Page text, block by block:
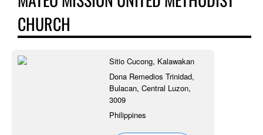
CHURCH
Sitio Cucong, Kalawakan
Dona Remedios Trinidad,
Bulacan, Central Luzon,
3009
Philippines